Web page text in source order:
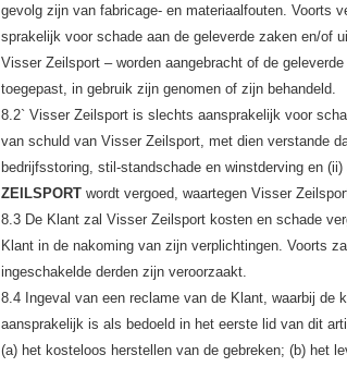
gevolg zijn van fabricage- en materiaalfouten. Voorts
sprakelijk voor schade aan de geleverde zaken en/of
Visser Zeilsport – worden aangebracht of de
toegepast, in gebruik zijn genomen of zijn behandeld.
8.2` Visser Zeilsport is slechts aansprakelijk voor
van schuld van Visser Zeilsport, met dien verstande
bedrijfsstoring, stil-standschade en winstderving en
ZEILSPORT wordt vergoed, waartegen Visser
8.3 De Klant zal Visser Zeilsport kosten en schade
Klant in de nakoming van zijn verplichtingen. Voorts
ingeschakelde derden zijn veroorzaakt.
8.4 Ingeval van een reclame van de Klant, waarbij de
aansprakelijk is als bedoeld in het eerste lid van dit
(a) het kosteloos herstellen van de gebreken; (b) het